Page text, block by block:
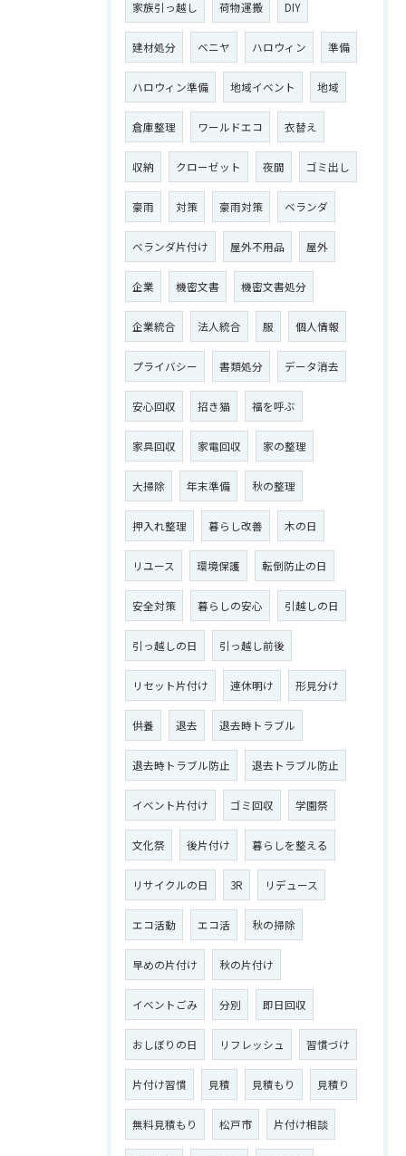
家族引っ越し 荷物運搬 DIY
建材処分 ベニヤ ハロウィン 準備
ハロウィン準備 地域イベント 地域
倉庫整理 ワールドエコ 衣替え
収納 クローゼット 夜間 ゴミ出し
豪雨 対策 豪雨対策 ベランダ
ベランダ片付け 屋外不用品 屋外
企業 機密文書 機密文書処分
企業統合 法人統合 服 個人情報
プライバシー 書類処分 データ消去
安心回収 招き猫 福を呼ぶ
家具回収 家電回収 家の整理
大掃除 年末準備 秋の整理
押入れ整理 暮らし改善 木の日
リユース 環境保護 転倒防止の日
安全対策 暮らしの安心 引越しの日
引っ越しの日 引っ越し前後
リセット片付け 連休明け 形見分け
供養 退去 退去時トラブル
退去時トラブル防止 退去トラブル防止
イベント片付け ゴミ回収 学園祭
文化祭 後片付け 暮らしを整える
リサイクルの日 3R リデュース
エコ活動 エコ活 秋の掃除
早めの片付け 秋の片付け
イベントごみ 分別 即日回収
おしぼりの日 リフレッシュ 習慣づけ
片付け習慣 見積 見積もり 見積り
無料見積もり 松戸市 片付け相談
お問い合わせはこちら